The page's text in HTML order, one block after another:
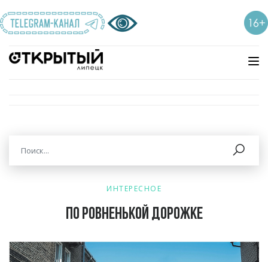
ИНТЕРЕСНОЕ
По ровненькой дорожке